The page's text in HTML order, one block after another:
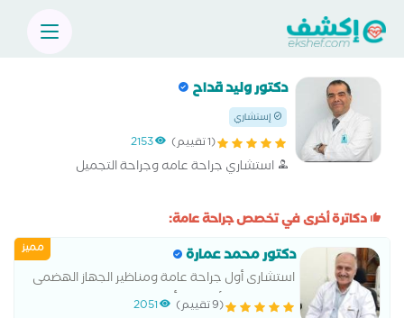
دكتور وليد قداح
إستشاري
(1 تقييم) 2153
استشاري جراحة عامه وجراحة التجميل
دكاترة أخرى في تخصص جراحة عامة:
مميز دكتور محمد عمارة
استشارى أول جراحة عامة ومناظير الجهاز الهضمى
ورئيس لجنة الأورام بالتأمين الصحى
(9 تقييم) 2051